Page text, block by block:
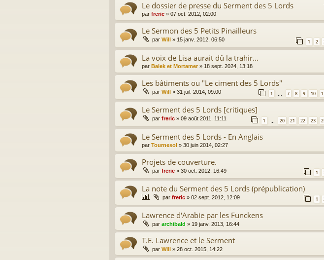
Le dossier de presse du Serment des 5 Lords
par freric » 07 oct. 2012, 02:00
Le Sermon des 5 Petits Pinailleurs
par Will » 15 janv. 2012, 06:50 1 2
La voix de Lisa aurait dû la trahir...
par Balek et Mortamer» 18 sept. 2024, 13:18
Les bâtiments ou "Le ciment des 5 Lords"
par Will » 31 juil. 2014, 09:00 1 … 7 8 9 10
Le Serment des 5 Lords [critiques]
par freric » 09 août 2011, 11:11 1 20 21 22 23
Le Serment des 5 Lords - En Anglais
par Tournesol » 30 juin 2014, 02:27
Projets de couverture.
par freric » 30 oct. 2012, 16:49 1
La note du Serment des 5 Lords (prépublication)
par freric » 02 sept. 2012, 12:09 1
Lawrence d'Arabie par les Funckens
par archibald » 19 janv. 2013, 16:44
T.E. Lawrence et le Serment
par Will » 28 oct. 2015, 14:22